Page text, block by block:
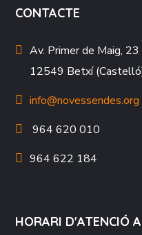
CONTACTE
Av. Primer de Maig, 23
12549 Betxí
info@novessendes.org
964 620 010
964 622 184
HORARI D'ATENCIÓ